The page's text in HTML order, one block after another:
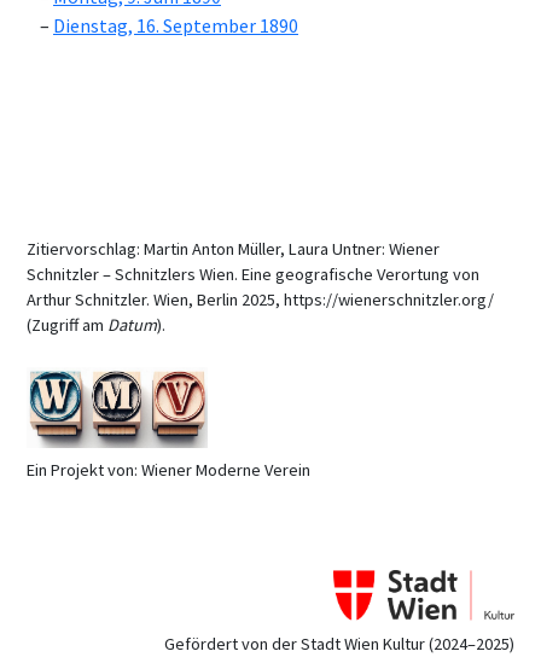
Dienstag, 16. September 1890
Zitiervorschlag: Martin Anton Müller, Laura Untner: Wiener
Schnitzler – Schnitzlers Wien. Eine geografische Verortung von
Arthur Schnitzler. Wien, Berlin 2025, https://wienerschnitzler.org/
(Zugriff am Datum).
Ein Projekt von: Wiener Moderne Verein
Gefördert von der Stadt Wien Kultur (2024–2025)